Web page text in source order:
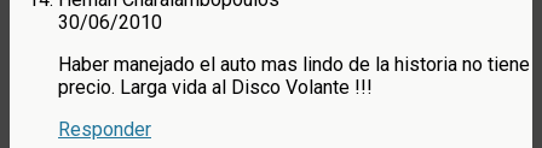
30/06/2010
Haber manejado el auto mas lindo de la historia no tiene
precio. Larga vida al Disco Volante !!!
Responder